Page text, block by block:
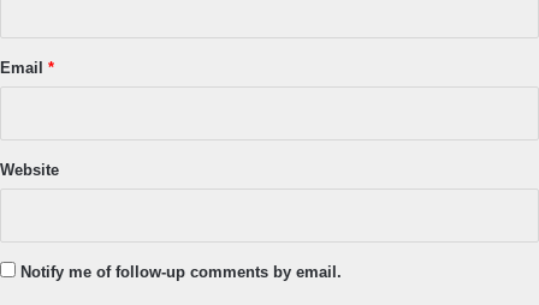
Email *
Website
Notify me of follow-up comments by email.